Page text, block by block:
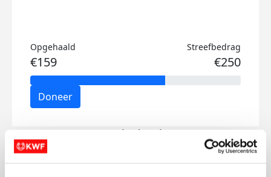
Opgehaald
€159
Streefbedrag
€250
Doneer
Maud's badges